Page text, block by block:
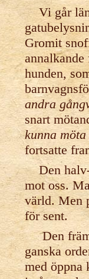
Vi går
Gromit
annalkande
hunden,
andra
snart
kunna
fortsatte
Den halv-
mot oss.
värld. Men
för sent.
Den
ganska
med öppna